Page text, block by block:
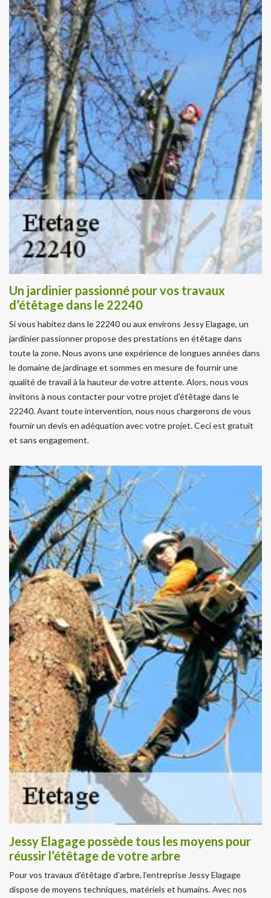
Un jardinier passionné pour vos travaux
d’étêtage dans le 22240
Si vous habitez dans le 22240 ou aux environs Jessy Elagage, un
jardinier passionner propose des prestations en étêtage dans
toute la zone. Nous avons une expérience de longues années dans
le domaine de jardinage et sommes en mesure de fournir une
qualité de travail à la hauteur de votre attente. Alors, nous vous
invitons à nous contacter pour votre projet d’étêtage dans le
22240. Avant toute intervention, nous nous chargerons de vous
fournir un devis en adéquation avec votre projet. Ceci est gratuit
et sans engagement.
Jessy Elagage possède tous les moyens pour
réussir l’étêtage de votre arbre
Pour vos travaux d’étêtage d’arbre, l’entreprise Jessy Elagage
dispose de moyens techniques, matériels et humains. Avec nos